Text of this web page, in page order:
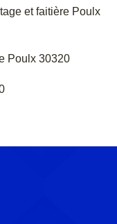
et faitière Poulx
Poulx 30320